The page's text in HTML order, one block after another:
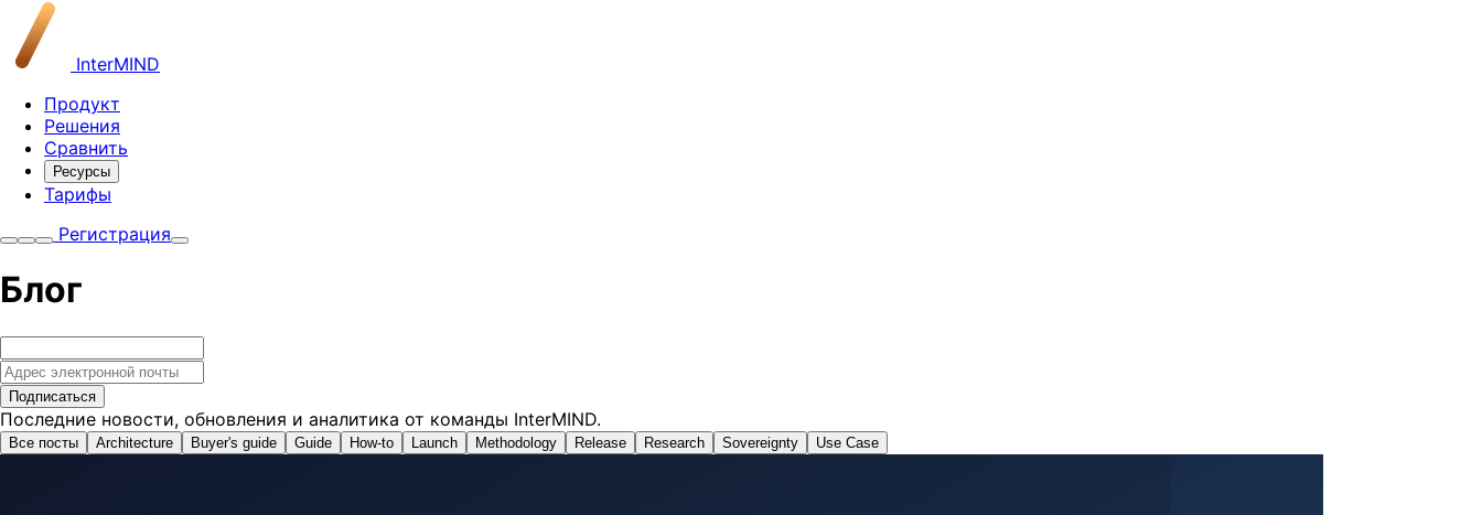
InterMIND
Продукт
Решения
Сравнить
Ресурсы
Тарифы
Регистрация
Блог
Подписаться
Последние новости, обновления и аналитика от команды InterMIND.
Все посты Architecture Buyer's guide Guide How-to Launch Methodology Release Research Sovereignty Use Case